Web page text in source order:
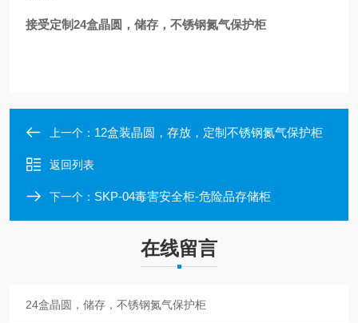
接受定制24盒晶圆，储存，不锈钢氮气保护柜
上一个： 12盒装晶圆，存放，定制不锈钢氮气保护柜
返回列表
下一个： SKP-04毒害安全柜-危险品存储柜
在线留言